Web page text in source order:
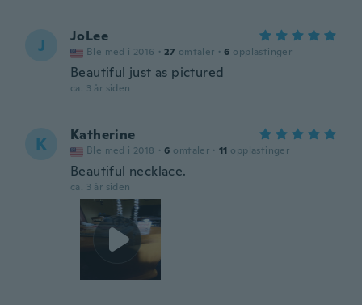
J JoLee
Ble med i 2016 · 27 omtaler · 6 opplastinger
Beautiful just as pictured
ca. 3 år siden
K Katherine
Ble med i 2018 · 6 omtaler · 11 opplastinger
Beautiful necklace.
ca. 3 år siden